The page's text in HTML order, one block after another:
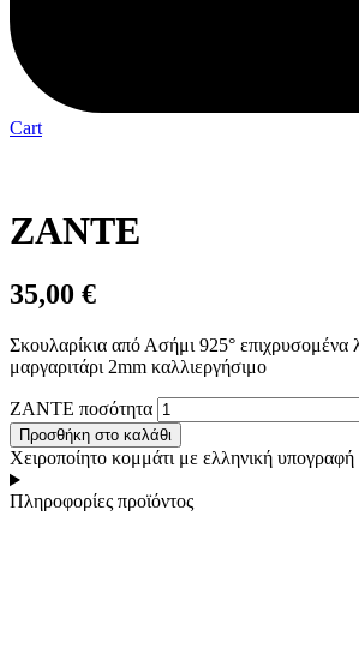
Cart
ZANTE
35,00 €
Σκουλαρίκια από Ασήμι 925° επιχρυσομένα
μαργαριτάρι 2mm καλλιεργήσιμο
ZANTE ποσότητα
Προσθήκη στο καλάθι
Χειροποίητο κομμάτι με ελληνική υπογραφή
Πληροφορίες προϊόντος